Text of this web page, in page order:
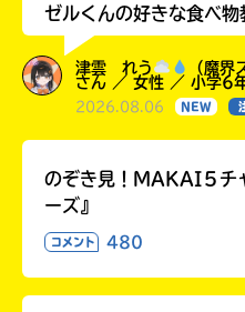
ゼルくんの好きな食べ
津雲 れう
（魔界
さん ／ 女性 ／ 小学6
2026.08.06 NEW
のぞき見！MAKAI５チ
ーズ』
コメント 480